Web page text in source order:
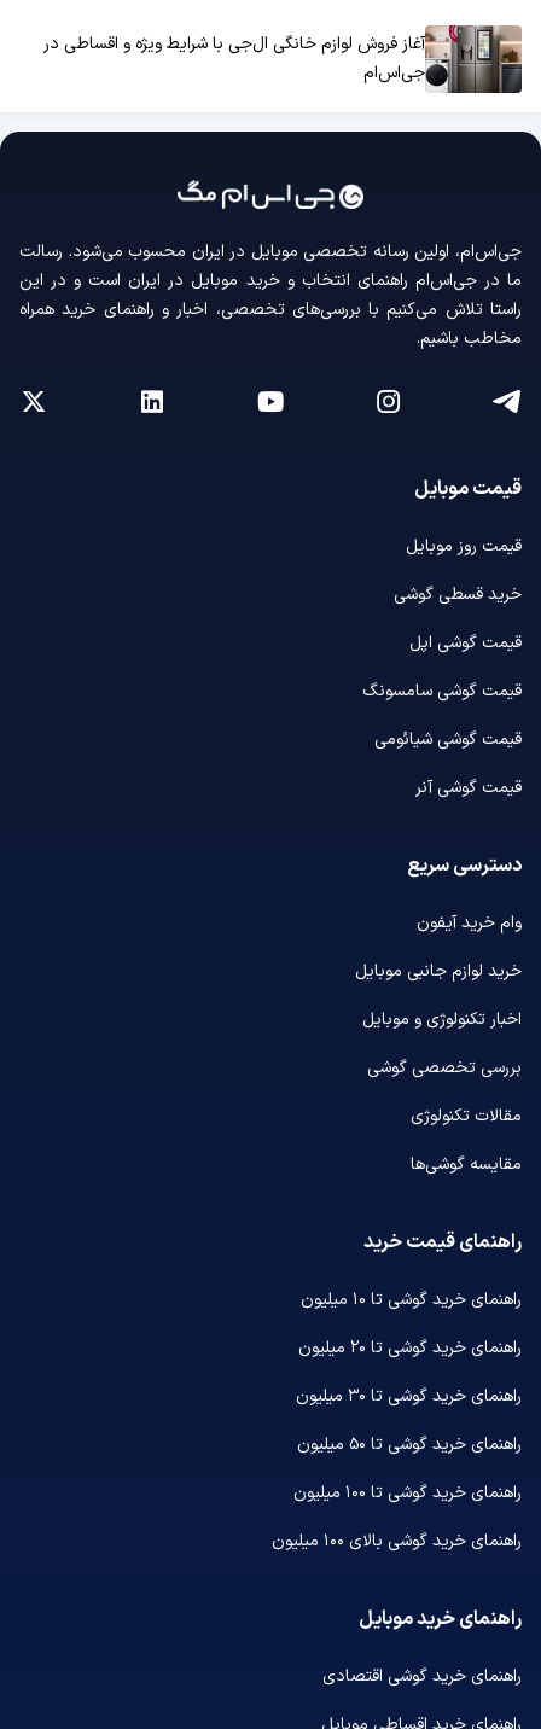
آغاز فروش لوازم خانگی ال‌جی با شرایط ویژه و اقساطی در
جی‌اس‌ام
جی‌اس‌ام، اولین رسانه‌ تخصصی موبایل در ایران محسوب می‌شود. رسالت
ما در جی‌اس‌ام راهنمای انتخاب و خرید موبایل در ایران است و در این
راستا تلاش می‌کنیم با بررسی‌های تخصصی، اخبار و راهنمای خرید همراه
مخاطب باشیم.
قیمت موبایل
قیمت روز موبایل
خرید قسطی گوشی
قیمت گوشی اپل
قیمت گوشی سامسونگ
قیمت گوشی شیائومی
قیمت گوشی آنر
دسترسی سریع
وام خرید آیفون
خرید لوازم جانبی موبایل
اخبار تکنولوژی و موبایل
بررسی تخصصی گوشی
مقالات تکنولوژی
مقایسه گوشی‌ها
راهنمای قیمت خرید
راهنمای خرید گوشی تا ۱۰ میلیون
راهنمای خرید گوشی تا ۲۰ میلیون
راهنمای خرید گوشی تا ۳۰ میلیون
راهنمای خرید گوشی تا ۵۰ میلیون
راهنمای خرید گوشی تا ۱۰۰ میلیون
راهنمای خرید گوشی بالای ۱۰۰ میلیون
راهنمای خرید موبایل
راهنمای خرید گوشی اقتصادی